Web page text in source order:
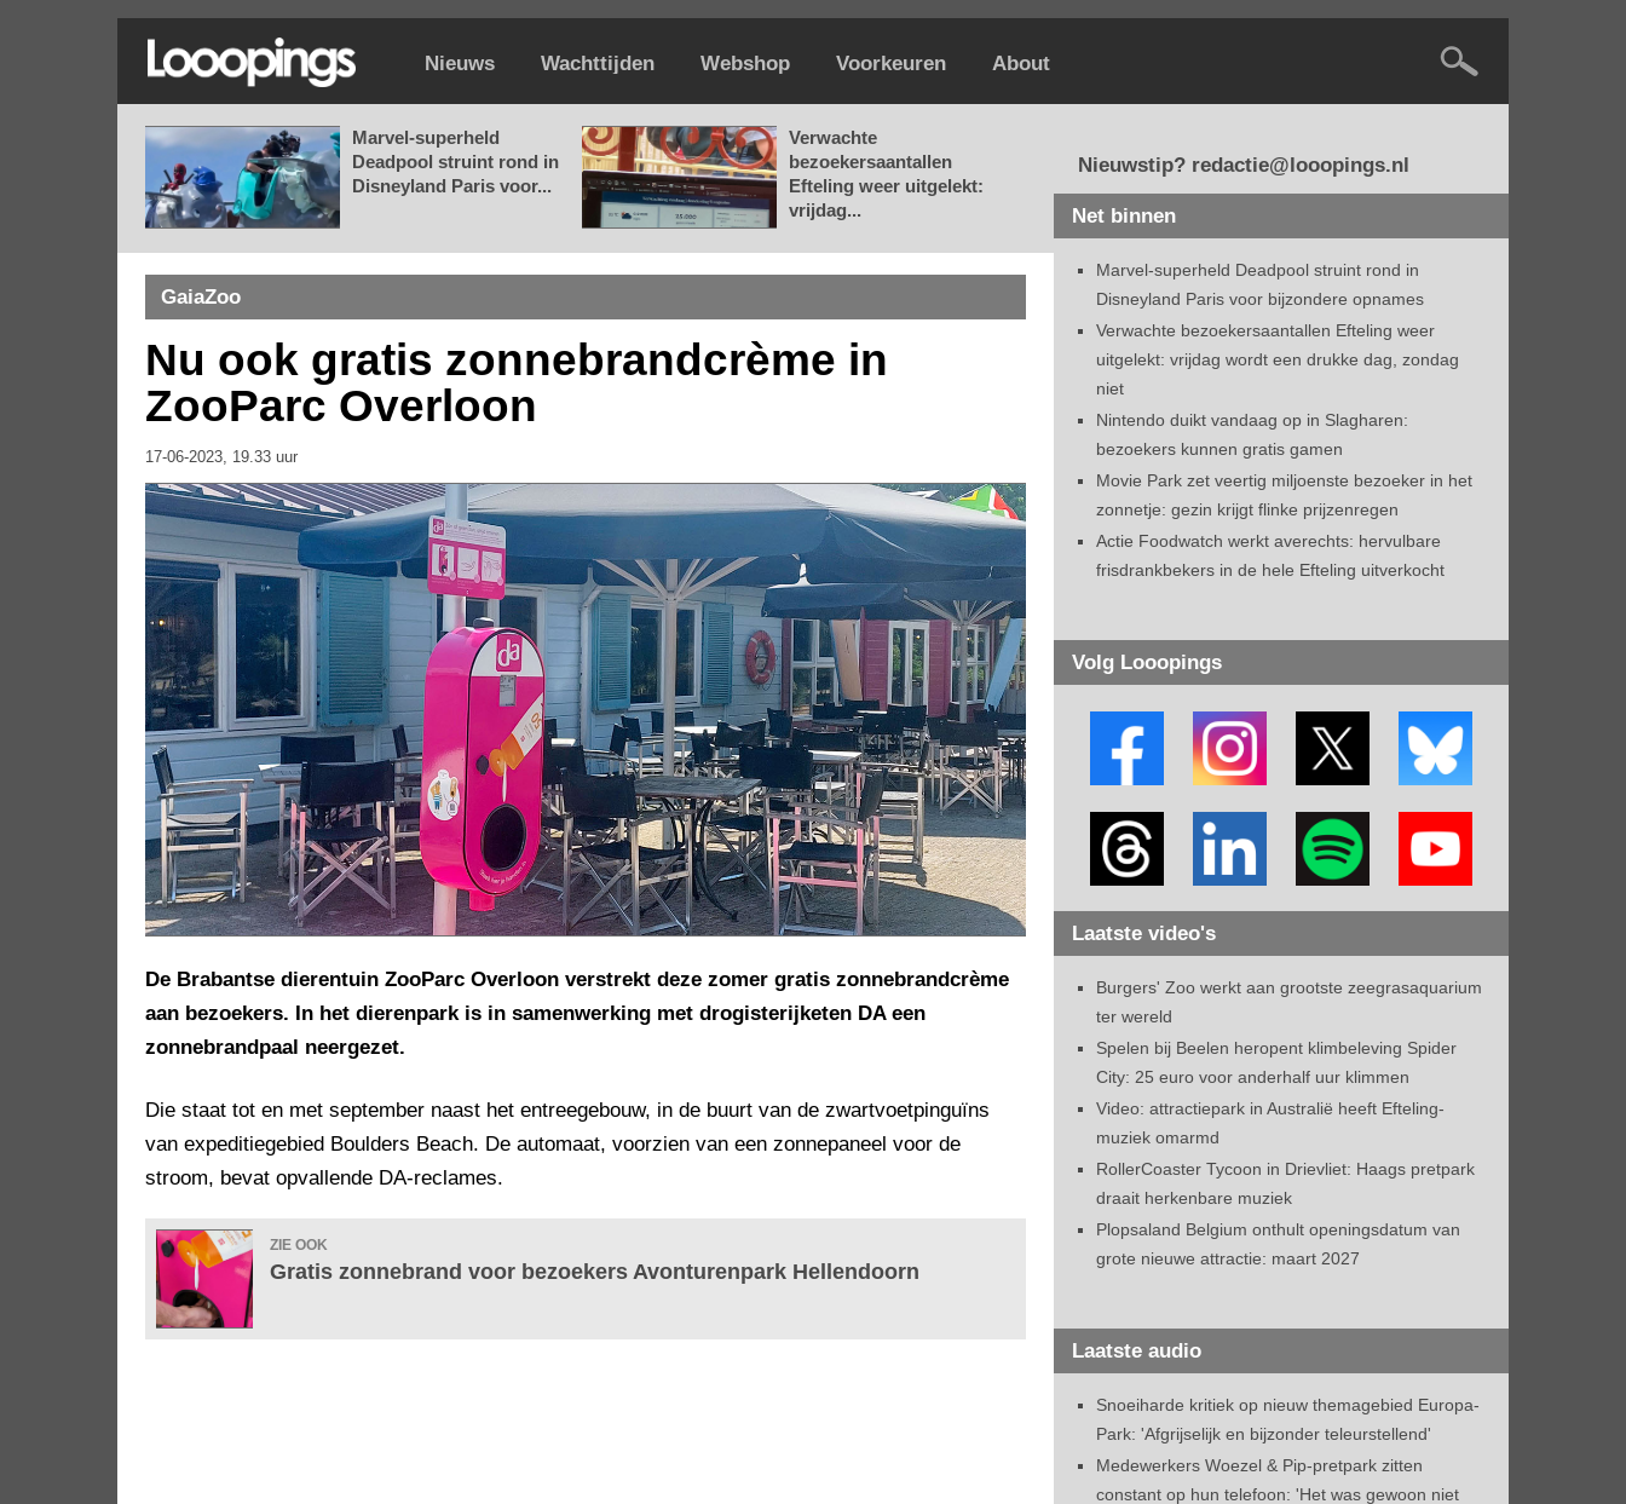
Nieuws Wachttijden Webshop Voorkeuren About
Marvel-superheld
Deadpool struint rond in
Disneyland Paris voor...
Verwachte
bezoekersaantallen
Efteling weer uitgelekt:
vrijdag...
GaiaZoo
Nu ook gratis zonnebrandcrème in
ZooParc Overloon
17-06-2023, 19.33 uur
De Brabantse dierentuin ZooParc Overloon verstrekt deze zomer gratis zonnebrandcrème
aan bezoekers. In het dierenpark is in samenwerking met drogisterijketen DA een
zonnebrandpaal neergezet.
Die staat tot en met september naast het entreegebouw, in de buurt van de zwartvoetpinguïns
van expeditiegebied Boulders Beach. De automaat, voorzien van een zonnepaneel voor de
stroom, bevat opvallende DA-reclames.
ZIE OOK
Gratis zonnebrand voor bezoekers Avonturenpark Hellendoorn
Nieuwstip? redactie@looopings.nl
Net binnen
Marvel-superheld Deadpool struint rond in
Disneyland Paris voor bijzondere opnames
Verwachte bezoekersaantallen Efteling weer
uitgelekt: vrijdag wordt een drukke dag, zondag
niet
Nintendo duikt vandaag op in Slagharen:
bezoekers kunnen gratis gamen
Movie Park zet veertig miljoenste bezoeker in het
zonnetje: gezin krijgt flinke prijzenregen
Actie Foodwatch werkt averechts: hervulbare
frisdrankbekers in de hele Efteling uitverkocht
Volg Looopings
Laatste video's
Burgers' Zoo werkt aan grootste zeegrasaquarium
ter wereld
Spelen bij Beelen heropent klimbeleving Spider
City: 25 euro voor anderhalf uur klimmen
Video: attractiepark in Australië heeft Efteling-
muziek omarmd
RollerCoaster Tycoon in Drievliet: Haags pretpark
draait herkenbare muziek
Plopsaland Belgium onthult openingsdatum van
grote nieuwe attractie: maart 2027
Laatste audio
Snoeiharde kritiek op nieuw themagebied Europa-
Park: 'Afgrijselijk en bijzonder teleurstellend'
Medewerkers Woezel & Pip-pretpark zitten
constant op hun telefoon: 'Het was gewoon niet